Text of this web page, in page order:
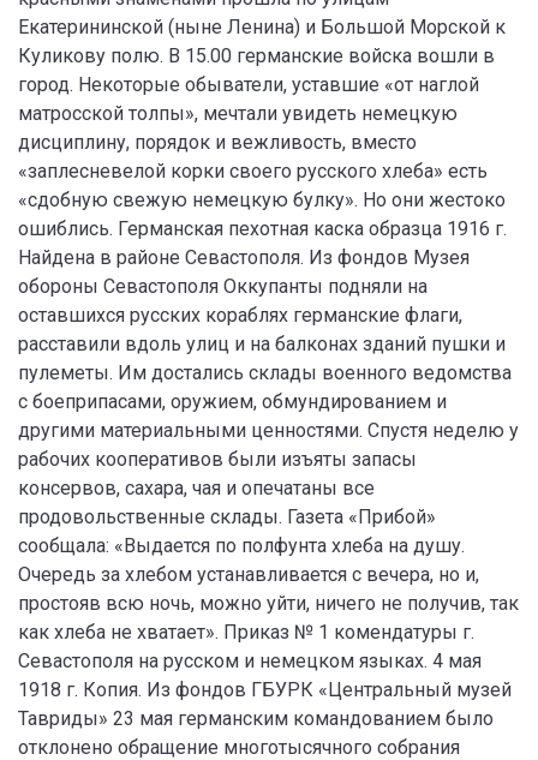
Екатерининской (ныне Ленина) и Большой Морской к
Куликову полю. В 15.00 германские войска вошли в
город. Некоторые обыватели, уставшие «от наглой
матросской толпы», мечтали увидеть немецкую
дисциплину, порядок и вежливость, вместо
«заплесневелой корки своего русского хлеба» есть
«сдобную свежую немецкую булку». Но они жестоко
ошиблись. Германская пехотная каска образца 1916 г.
Найдена в районе Севастополя. Из фондов Музея
обороны Севастополя Оккупанты подняли на
оставшихся русских кораблях германские флаги,
расставили вдоль улиц и на балконах зданий пушки и
пулеметы. Им достались склады военного ведомства
с боеприпасами, оружием, обмундированием и
другими материальными ценностями. Спустя неделю у
рабочих кооперативов были изъяты запасы
консервов, сахара, чая и опечатаны все
продовольственные склады. Газета «Прибой»
сообщала: «Выдается по полфунта хлеба на душу.
Очередь за хлебом устанавливается с вечера, но и,
простояв всю ночь, можно уйти, ничего не получив, так
как хлеба не хватает». Приказ № 1 комендатуры г.
Севастополя на русском и немецком языках. 4 мая
1918 г. Копия. Из фондов ГБУРК «Центральный музей
Тавриды» 23 мая германским командованием было
отклонено обращение многотысячного собрания